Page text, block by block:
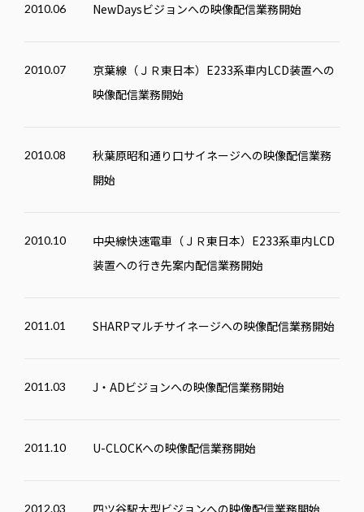
2010.06 NewDaysビジョンへの映像配信業務開始
2010.07
京葉線（ＪＲ東日本）E233系車内LCD装置への
映像配信業務開始
2010.08
秋葉原昭和通り口サイネージへの映像配信業務
開始
2010.10
中央線快速電車（ＪＲ東日本）E233系車内LCD
装置への行き先案内配信業務開始
2011.01 SHARPマルチサイネージへの映像配信業務開始
2011.03 J・ADビジョンへの映像配信業務開始
2011.10 U-CLOCKへの映像配信業務開始
2012.03 四ツ谷駅大型ビジョンへの映像配信業務開始